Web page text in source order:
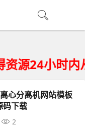
相关资源下载
24小时内
心分离机网站模板
码下载
2